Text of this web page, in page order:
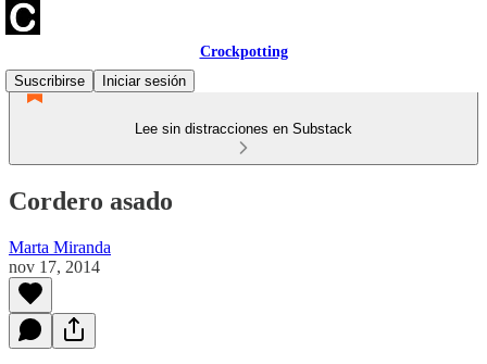
Crockpotting
Suscribirse
Iniciar sesión
Lee sin distracciones en Substack
Cordero asado
Marta Miranda
nov 17, 2014